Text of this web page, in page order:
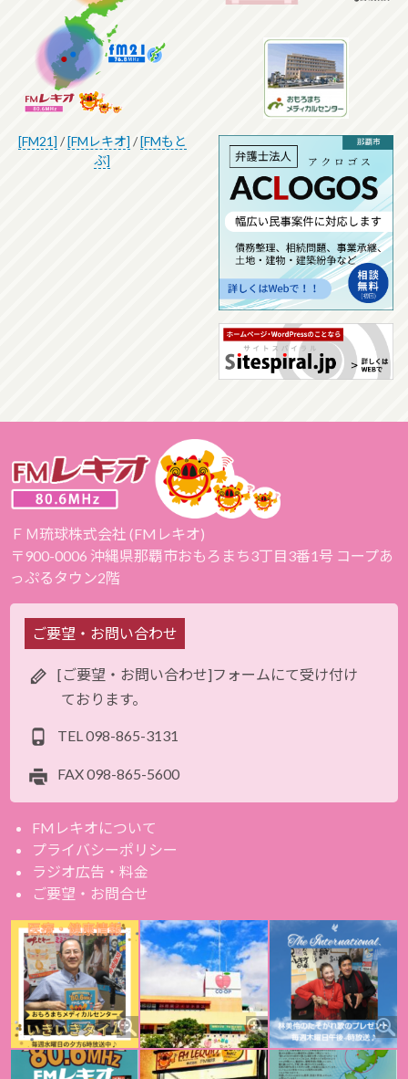
[FM21] /[FMレキオ] /[FMもと
ぶ]
ＦＭ琉球株式会社 (FMレキオ)
〒900-0006 沖縄県那覇市おもろまち3丁目3番1号 コープあ
っぷるタウン2階
ご要望・お問い合わせ
[ご要望・お問い合わせ]フォームにて受け付け
ております。
TEL 098-865-3131
FAX098-865-5600
FMレキオについて
プライバシーポリシー
ラジオ広告・料金
ご要望・お問合せ